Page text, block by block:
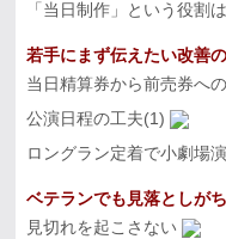
「当日制作」という役割
若手にまず伝えたい改善
当日精算券から前売券へ
公演日程の工夫(1)
ロングラン定着で小劇場
ベテランでも見落としが
見切れを起こさない